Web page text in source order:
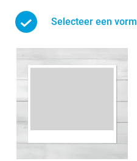
Selecteer een vorm